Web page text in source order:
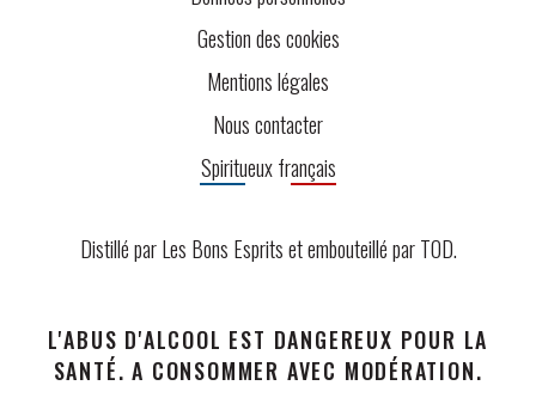
Gestion des cookies
Mentions légales
Nous contacter
Spiritueux français
Distillé par Les Bons Esprits et embouteillé parTOD.
L'ABUS D'ALCOOL EST DANGEREUX POUR LA
SANTÉ. A CONSOMMER AVEC MODÉRATION.